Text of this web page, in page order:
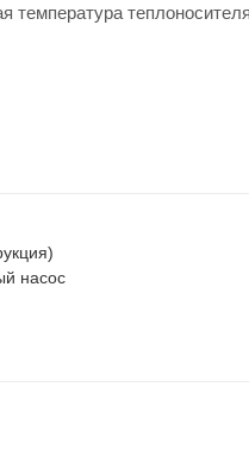
температура
насос